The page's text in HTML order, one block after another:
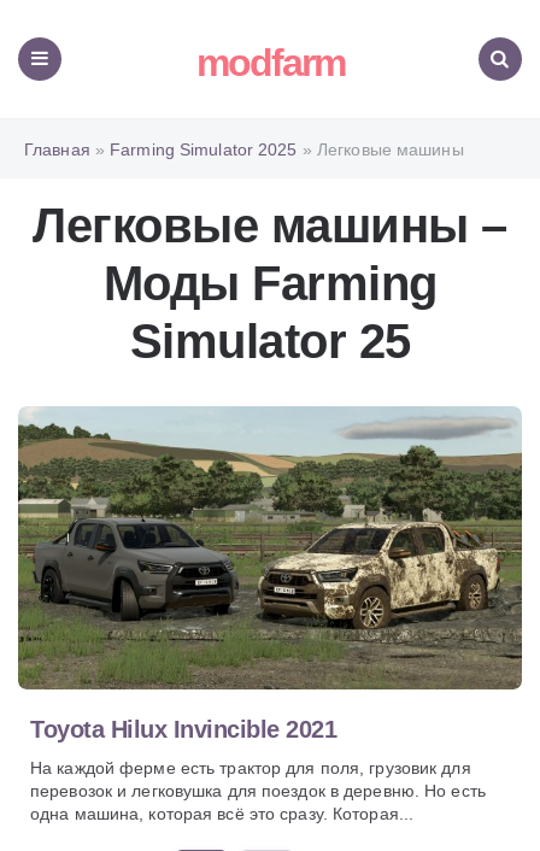
modfarm
Главная » Farming Simulator 2025 » Легковые машины
Легковые машины –
Моды Farming
Simulator 25
Toyota Hilux Invincible 2021
На каждой ферме есть трактор для поля, грузовик для
перевозок и легковушка для поездок в деревню. Но есть
одна машина, которая всё это сразу. Которая...